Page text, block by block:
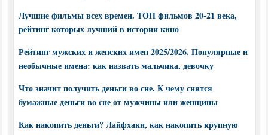
Лучшие фильмы всех времен. ТОП фильмов 20-21 века,
рейтинг которых лучший в истории кино
Рейтинг мужских и женских имен 2025/2026. Популярные и
необычные имена: как назвать мальчика, девочку
Что значит получить деньги во сне. К чему снятся
бумажные деньги во сне от мужчины или женщины
Как накопить деньги? Лайфхаки, как накопить крупную